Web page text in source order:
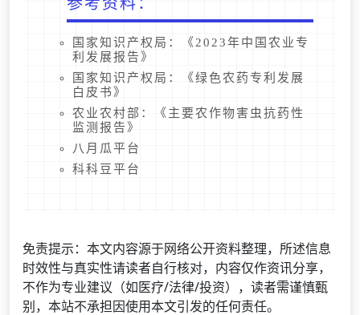
国家知识产权局：《2023年中国农业专
利发展报告》
国家知识产权局：《绿色农药专利发展
白皮书》
农业农村部：《主要农作物害虫抗药性
监测报告》
八月瓜平台
科科豆平台
免责提示：本文内容源于网络公开资料整理，所述信息
时效性与真实性请读者自行核对，内容仅作资讯分享，
不作为专业建议（如医疗/法律/投资），读者需谨慎甄
别，本站不承担因使用本文引发的任何责任。